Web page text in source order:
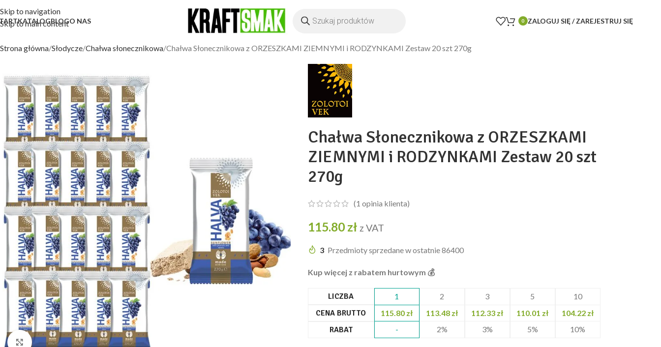
Skip to navigation
Skip to main content
KATALOGBLOGO NAS 0 ZALOGUJ SIĘ / ZAREJESTRUJ SIĘ
Strona główna Słodycze Chałwa słonecznikowa Chałwa Słonecznikowa z ORZESZKAMI ZIEMNYMI i RODZYNKAMI Zestaw 20 szt 270g
Kliknij, aby powiększyć
Chałwa Słonecznikowa z ORZESZKAMI
ZIEMNYMI i RODZYNKAMI Zestaw 20 szt
270g
(1 opinia klienta)
115.80zł z VAT
3 Przedmioty sprzedane w ostatnie 86400
Kup więcej z rabatem hurtowym 💰️
LICZBA 1 2 3 5 10
CENA BRUTTO 115.80 zł 113.48 zł 112.33 zł 110.01 zł 104.22 zł
RABAT - 2% 3% 5% 10%